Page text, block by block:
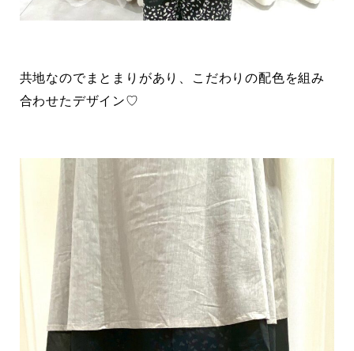
共地なのでまとまりがあり、こだわりの配色を組み
合わせたデザイン♡